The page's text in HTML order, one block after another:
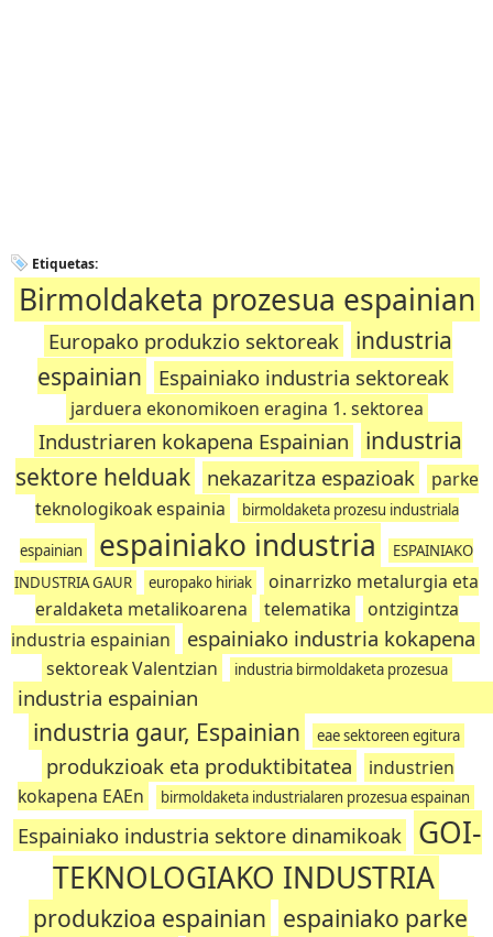
Etiquetas:
Birmoldaketa prozesua espainian
Europako produkzio sektoreak
industria
espainian
Espainiako industria sektoreak
jarduera ekonomikoen eragina 1. sektorea
Industriaren kokapena Espainian
industria
sektore helduak
nekazaritza espazioak
parke
teknologikoak espainia
birmoldaketa prozesu industriala
espainian espainiako industria
ESPAINIAKO
INDUSTRIA GAUR
europako hiriak
oinarrizko metalurgia eta
eraldaketa metalikoarena
telematika
ontzigintza
industria espainian
espainiako industria kokapena
sektoreak Valentzian industria birmoldaketa prozesua
industria
industria gaur, Espainian eae sektoreen egitura
produkzioak eta produktibitatea
industrien
kokapena EAEn
birmoldaketa industrialaren prozesua espainan
Espainiako industria sektore dinamikoak
GOI-
TEKNOLOGIAKO INDUSTRIA
produkzioa espainian espainiako parke